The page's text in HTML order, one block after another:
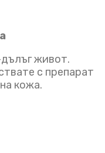
живот.
с препарат
кожа.